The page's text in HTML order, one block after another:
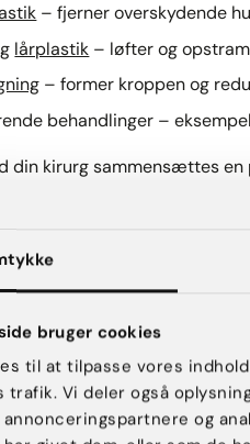
bruger cookies
til at tilpasse vores
trafik. Vi deler også
og
– fjerner overskydende
lårplastik – løfter og
– former kroppen og
behandlinger –
din kirurg sammensættes
og
starter forløbet altid
Her gennemgås dine
grundlag for at træffe din